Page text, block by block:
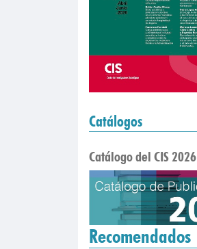
Catálogos
Catálogo del CIS 2026
Recomendados